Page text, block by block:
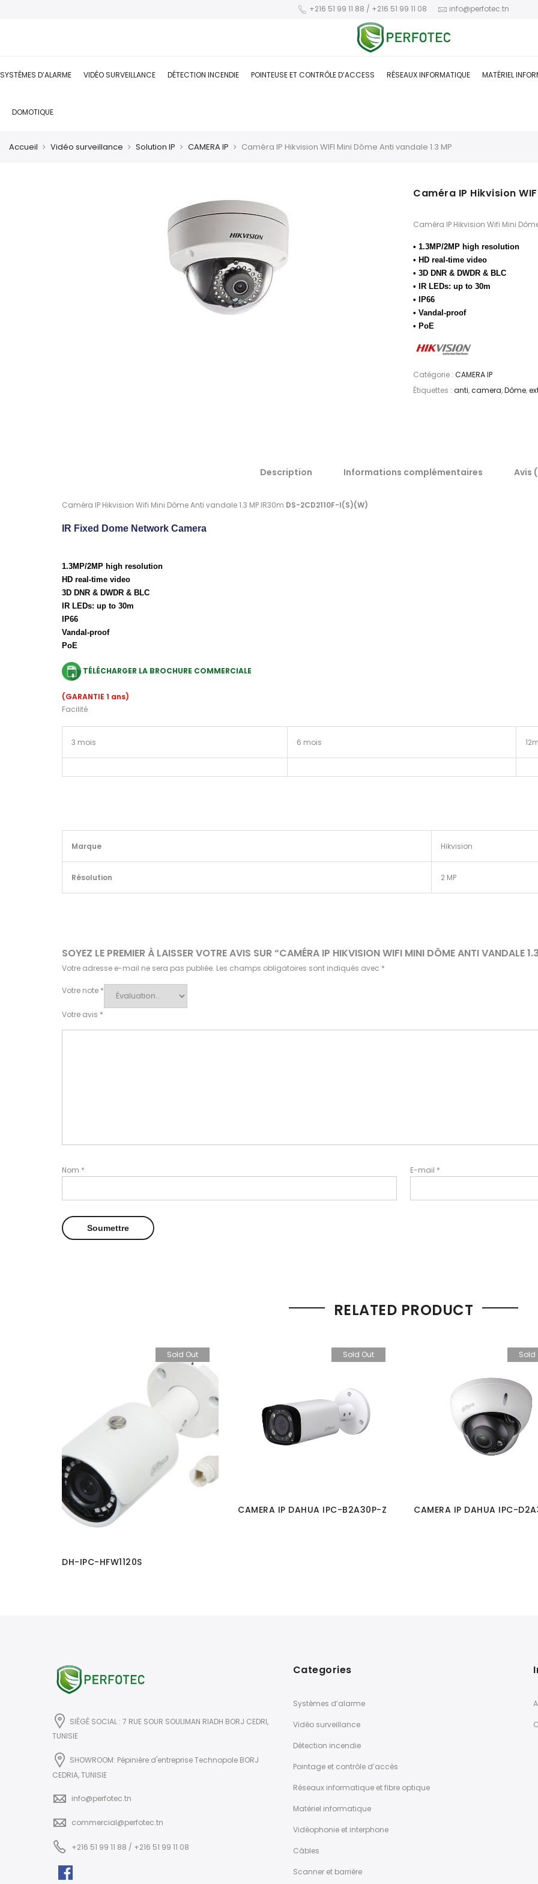
+216 51 99 11 88 / +216 51 99 11 08 info@perfotec.tn
SYSTÈMES D’ALARME VIDÉO SURVEILLANCE DÉTECTION INCENDIE POINTEUSE ET CONTRÔLE D’ACCESS RÉSEAUX INFORMATIQUE MATÉRIEL
DOMOTIQUE
Accueil Vidéo surveillance Solution IP CAMERA IP Caméra IP Hikvision WIFI Mini Dôme Anti vandale 1.3 MP
Caméra IP Hikvision
Caméra IP Hikvision Wifi Mini
• 1.3MP/2MP high resolution
• HD real-time video
• 3D DNR & DWDR & BLC
• IR LEDs: up to 30m
• IP66
• Vandal-proof
• PoE
Catégorie : CAMERA IP
Étiquettes : anti,camera,Dôme,
Description Informations complémentaires Avis
Caméra IP Hikvision Wifi Mini Dôme Anti vandale 1.3 MP IR30m DS-2CD2110F-I(S)(W)
IR Fixed Dome Network Camera
1.3MP/2MP high resolution
HD real-time video
3D DNR & DWDR & BLC
IR LEDs: up to 30m
IP66
Vandal-proof
PoE
TÉLÉCHARGER LA BROCHURE COMMERCIALE
(GARANTIE 1 ans)
Facilité
3 mois 6 mois
Marque Hikvision
Résolution 2 MP
SOYEZ LE PREMIER À LAISSER VOTRE AVIS SUR “CAMÉRA IP HIKVISION WIFI MINI DÔME ANTI VANDALE
Votre adresse e-mail ne sera pas publiée. Les champs obligatoires sont indiqués avec *
Votre note *
Votre avis *
Nom * E-mail *
RELATED PRODUCT
Sold Out
DH-IPC-HFW1120S
Sold Out
CAMERA IP DAHUA IPC-B2A30P-Z
Sold
CAMERA IP DAHUA IPC-
SIÉGÉ SOCIAL : 7 RUE SOUR SOULIMAN RIADH BORJ CEDRI,
TUNISIE
SHOWROOM: Pépinière d'entreprise Technopole BORJ
CEDRIA, TUNISIE
info@perfotec.tn
commercial@perfotec.tn
+216 51 99 11 88 / +216 51 99 11 08
Categories
Systèmes d’alarme
Vidéo surveillance
Détection incendie
Pointage et contrôle d’accès
Réseaux informatique et fibre optique
Matériel informatique
Vidéophonie et interphone
Câbles
Scanner et barrière